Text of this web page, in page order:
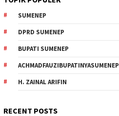
SUMENEP
DPRD SUMENEP
BUPATI SUMENEP
ACHMADFAUZIBUPATINYASUMENEP
H. ZAINAL ARIFIN
RECENT POSTS